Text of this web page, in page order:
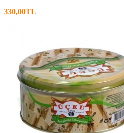
330,00TL